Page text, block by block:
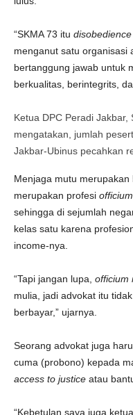
“SKMA 73 itu disobedience
menganut satu organisasi
bertanggung jawab untuk
berkualitas, berintegrits,
Ketua DPC Peradi Jakbar,
mengatakan, jumlah
Jakbar-Ubinus pecahkan
Menjaga mutu
merupakan profesi officium
sehingga di sejumlah
kelas satu karena
income-nya.
“Tapi jangan lupa, officium
mulia, jadi advokat itu
berbayar,” ujarnya.
Seorang advokat juga
cuma (probono) kepada
access to justice atau
“Kebetulan saya juga